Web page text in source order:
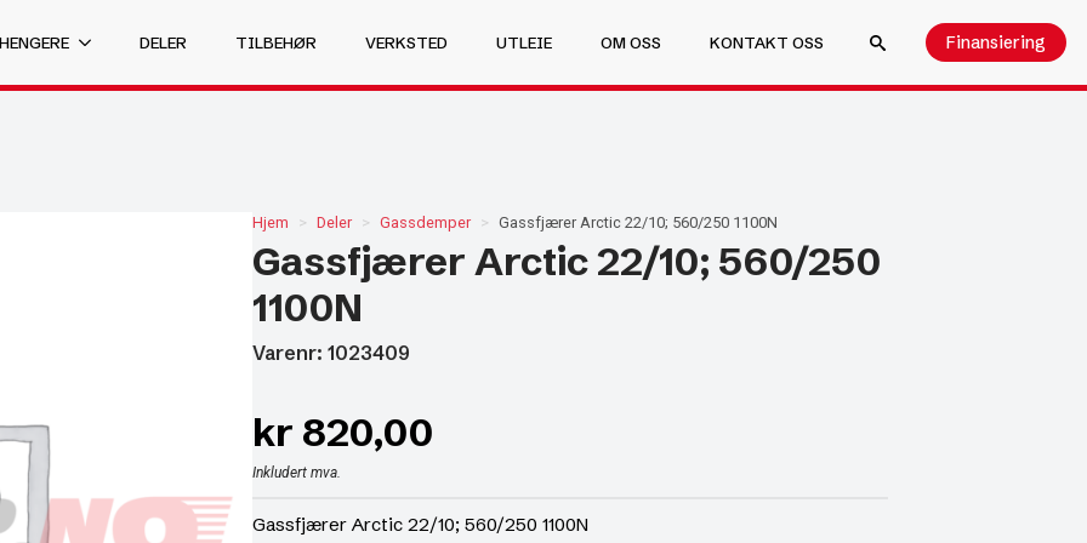
DELER TILBEHØR VERKSTED UTLEIE OM OSS
KONTAKT OSS
Finansiering
Hjem Deler Gassdemper Gassfjærer Arctic 22/10; 560/250 1100N
Gassfjærer Arctic 22/10; 560/250
1100N
Varenr: 1023409
kr 820,00
Inkludert mva.
Gassfjærer Arctic 22/10; 560/250 1100N